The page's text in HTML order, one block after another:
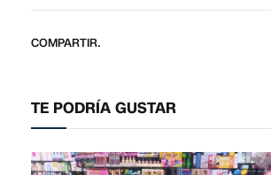
COMPARTIR.
TE PODRÍA GUSTAR